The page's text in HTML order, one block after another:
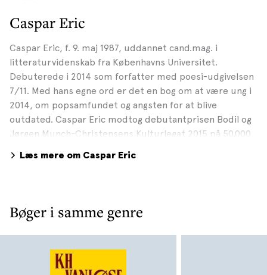
Caspar Eric
Caspar Eric, f. 9. maj 1987, uddannet cand.mag. i
litteraturvidenskab fra Københavns Universitet.
Debuterede i 2014 som forfatter med poesi-udgivelsen
7/11. Med hans egne ord er det en bog om at være ung i
2014, om popsamfundet og angsten for at blive
outdated. Caspar Eric modtog debutantprisen Bodil og
Jørgen Munch-Christensens Kulturlegat 2015 på 50.000
Danmark, men han har tidligere udgivet en mindre
af Caspar Eric i august 2014. I 2015 udgav Caspar Eric
langdigtet NIKE. Her var udgangspunktet Caspar Erics
egen cerebrale parese (spastisk lammelse), og han
reflekterede over, hvilken betydning det har at leve med
et handicap i det moderne samfund. Januar 2017 var
Læs mere om Caspar Eric
Bøger i samme genre